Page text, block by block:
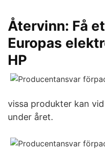
Återvinn: Få
Europas
HP
vissa produkter kan
under året.